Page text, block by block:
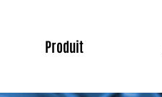
Produit